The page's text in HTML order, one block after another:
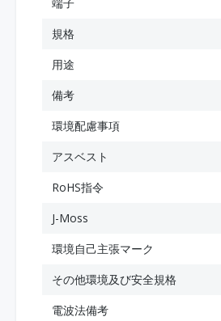
規格
用途
備考
環境配慮事項
アスベスト
RoHS指令
J-Moss
環境自己主張マーク
その他環境及び安全規格
電波法備考